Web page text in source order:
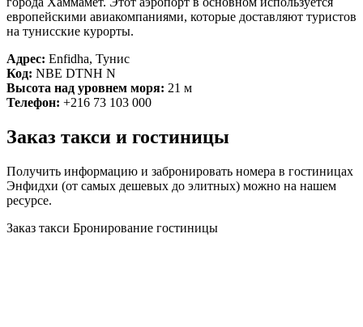
европейскими авиакомпаниями, которые доставляют туристов
на тунисские курорты.
Адрес: Enfidha, Тунис
Код: NBE DTNH N
Высота над уровнем моря: 21 м
Телефон: +216 73 103 000
Заказ такси и гостиницы
Получить информацию и забронировать номера в гостиницах
Энфидхи (от самых дешевых до элитных) можно на нашем
ресурсе.
Заказ такси Бронирование гостиницы